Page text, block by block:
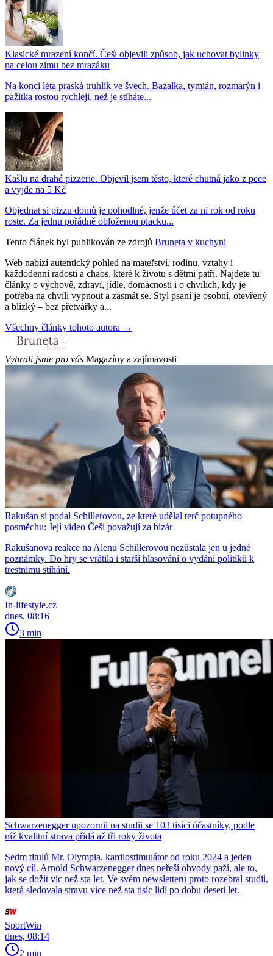
Klasické mrazení končí. Češi objevili způsob, jak uchovat bylinky
na celou zimu bez mrazáku
Na konci léta praská truhlík ve švech. Bazalka, tymián, rozmarýn i
pažitka rostou rychleji, než je stíháte...
Kašlu na drahé pizzerie. Objevil jsem těsto, které chutná jako z pece
a vyjde na 5 Kč
Objednat si pizzu domů je pohodlné, jenže účet za ni rok od roku
roste. Za jednu pořádně obloženou placku...
Tento článek byl publikován ze zdrojů Bruneta v kuchyni
Web nabízí autentický pohled na mateřství, rodinu, vztahy i
každodenní radosti a chaos, které k životu s dětmi patří. Najdete tu
články o výchově, zdraví, jídle, domácnosti i o chvílích, kdy je
potřeba na chvíli vypnout a zasmát se. Styl psaní je osobní, otevřený
a blízký – bez přetvářky a...
Všechny články tohoto autora →
Vybrali jsme pro vás Magazíny a zajímavosti
Rakušan si podal Schillerovou, ze které udělal terč potupného
posměchu: Její video Češi považují za bizár
Rakušanova reakce na Alenu Schillerovou nezůstala jen u jedné
poznámky. Do hry se vrátila i starší hlasování o vydání politiků k
trestnímu stíhání.
In-lifestyle.cz
dnes, 08:16
3 min
Schwarzenegger upozornil na studii se 103 tisíci účastníky, podle
níž kvalitní strava přidá až tři roky života
Sedm titulů Mr. Olympia, kardiostimulátor od roku 2024 a jeden
nový cíl. Arnold Schwarzenegger dnes neřeší obvody paží, ale to,
jak se dožít víc než sta let. Ve svém newsletteru proto rozebral studii,
která sledovala stravu více než sta tisíc lidí po dobu deseti let.
SportWin
dnes, 08:14
2 min